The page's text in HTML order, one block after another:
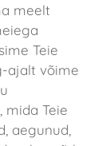
meelt
Teie
ajalt võime
mida Teie
aegunud,